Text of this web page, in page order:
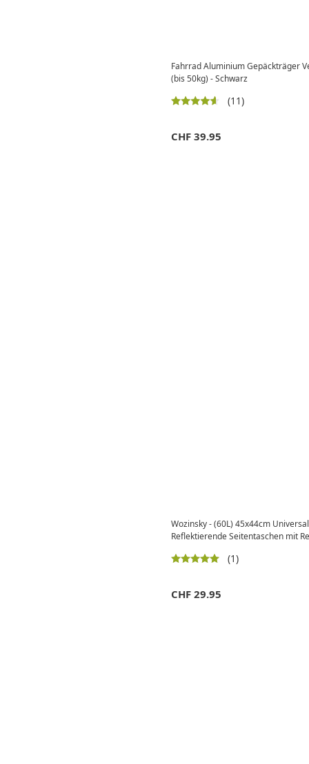
Fahrrad Aluminium Gepäckträger
(bis 50kg) - Schwarz
(11)
CHF 39.95
Wozinsky - (60L) 45x44cm
Reflektierende Seitentaschen mit
(1)
CHF 29.95